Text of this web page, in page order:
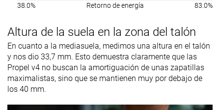
38.0% Retorno de energía 83.0%
Altura de la suela en la zona del talón
En cuanto a la mediasuela, medimos una altura en el talón
y nos dio 33,7 mm. Esto demuestra claramente que las
Propel v4 no buscan la amortiguación de unas zapatillas
maximalistas, sino que se mantienen muy por debajo de
los 40 mm.